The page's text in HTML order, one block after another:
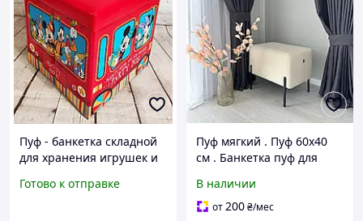
Пуф - банкетка складной
для хранения игрушек и
Готово к отправке
Пуф мягкий . Пуф 60х40
см . Банкетка пуф для
дома
В наличии
от200₴/мес